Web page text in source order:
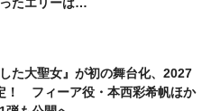
た大聖女』が初の舞台化、2027
！ フィーア役・本西彩希帆ほか